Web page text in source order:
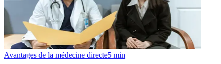
Avantages de la médecine directe5 min